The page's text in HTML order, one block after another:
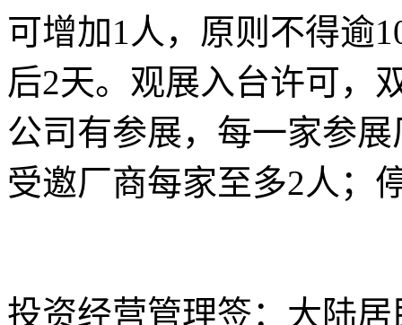
可增加1人，原则不得逾
后2天。观展入台许可，
公司有参展，每一家参
受邀厂商每家至多2人；
投资经营管理签：大陆